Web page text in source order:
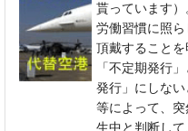
貰っています
労働習慣に照
頂戴することを
「不定期発行
発行」にしな
等によって、
生中と判断し